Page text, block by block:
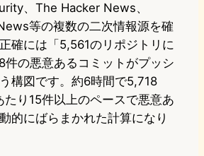
、The Hacker News、
等の複数の二次情報源を確
確には「5,561のリポジトリに
件の悪意あるコミットがプッシ
構図です。約6時間で5,718
たり15件以上のペースで悪意あ
的にばらまかれた計算になり